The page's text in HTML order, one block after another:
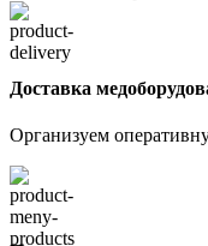
Доставка
Организуем